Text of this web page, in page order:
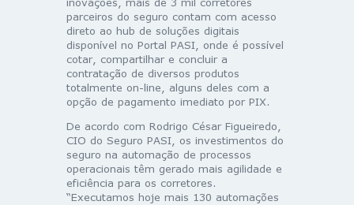
parceiros do seguro contam com acesso
direto ao hub de soluções digitais
disponível no Portal PASI, onde é possível
cotar, compartilhar e concluir a
contratação de diversos produtos
totalmente on-line, alguns deles com a
opção de pagamento imediato por PIX.
De acordo com Rodrigo César Figueiredo,
CIO do Seguro PASI, os investimentos do
seguro na automação de processos
operacionais têm gerado mais agilidade e
eficiência para os corretores.
“Executamos hoje mais 130 automações